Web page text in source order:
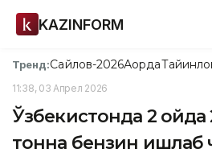
KAZINFORM
Тренд:Сайлов-2026Ақорда
11:38, 03 Апрел 2026
Ўзбекистонда 2
тонна бензин ишлаб